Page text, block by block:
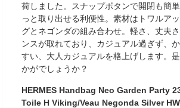
荷しました。スナップボタンで開閉も簡
っと取り出せる利便性。素材はトワルア
グとネゴンダの組み合わせ。軽さ、丈夫
ンスが取れており、カジュアル過ぎず、
すい、大人カジュアルを格上げします。
かがでしょうか？
HERMES Handbag Neo Garden Party
Toile H Viking/Veau Negonda Silver